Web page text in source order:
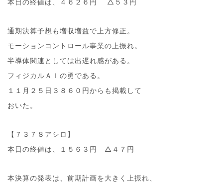
通期決算予想も増収増益で上方修正。
モーションコントロール事業の上振れ。
半導体関連としては出遅れ感がある。
フィジカルＡＩの勇である。
１１月２５日３８６０円からも掲載して
おいた。
【７３７８アシロ】
本日の終値は、１５６３円 △４７円
本決算の発表は、前期計画を大きく上振れ、